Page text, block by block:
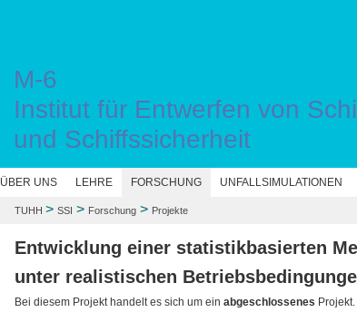
M-6
Institut für Entwerfen von
und Schiffssicherheit
ÜBER UNS LEHRE FORSCHUNG UNFALLSIMULATIONEN
TUHH > SSI > Forschung> Projekte
Entwicklung einer statistikbasierten
unter realistischen
Bei diesem Projekt handelt es sich um ein abgeschlossenes Projekt.